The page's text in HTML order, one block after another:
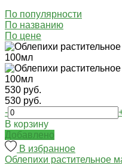
По популярности
По названию
По цене
530 руб.
530 руб.
-
В корзину
Добавлено
В избранное
Облепихи растительное